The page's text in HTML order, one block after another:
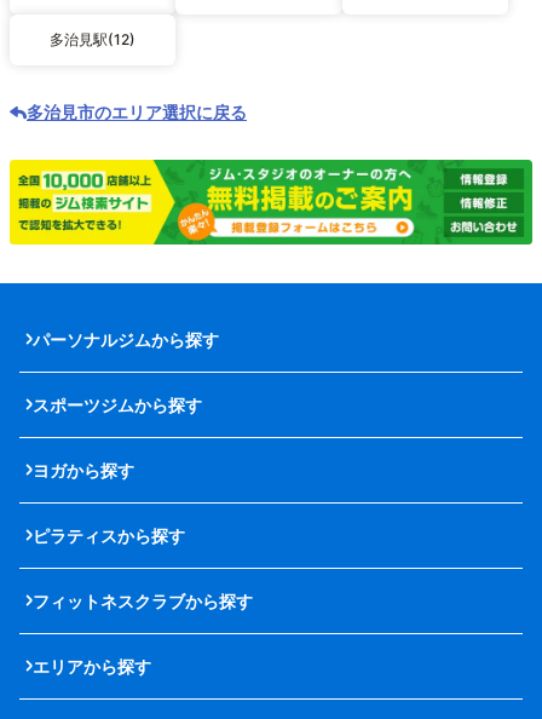
多治見駅(12)
多治見市のエリア選択に戻る
パーソナルジムから探す
スポーツジムから探す
ヨガから探す
ピラティスから探す
フィットネスクラブから探す
エリアから探す